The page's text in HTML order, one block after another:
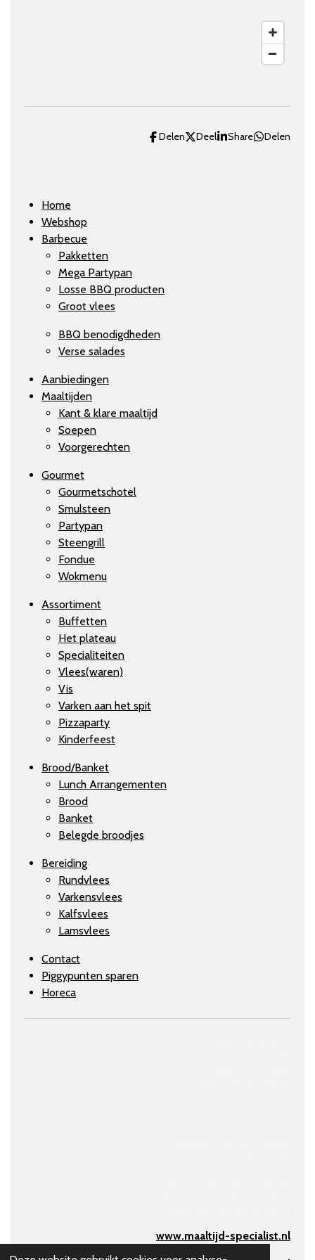
Delen Deel Share Delen
Home
Webshop
Barbecue
Pakketten
Mega Partypan
Losse BBQ producten
Groot vlees
BBQ benodigdheden
Verse salades
Aanbiedingen
Maaltijden
Kant & klare maaltijd
Soepen
Voorgerechten
Gourmet
Gourmetschotel
Smulsteen
Partypan
Steengrill
Fondue
Wokmenu
Assortiment
Buffetten
Het plateau
Specialiteiten
Vlees(waren)
Vis
Varken aan het spit
Pizzaparty
Kinderfeest
Brood/Banket
Lunch Arrangementen
Brood
Banket
Belegde broodjes
Bereiding
Rundvlees
Varkensvlees
Kalfsvlees
Lamsvlees
Contact
Piggypunten sparen
Horeca
www.maaltijd-specialist.nl